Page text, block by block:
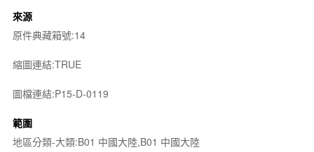
來源
原件典藏箱號:14
縮圖連結:TRUE
圖檔連結:P15-D-0119
範圍
地區分類-大類:B01 中國大陸,B01 中國大陸